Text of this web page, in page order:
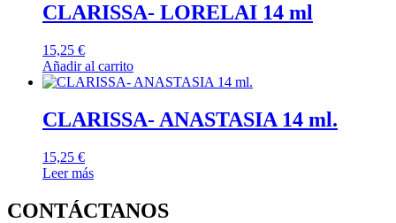
CLARISSA- LORELAI 14 ml
15,25 €
Añadir al carrito
CLARISSA- ANASTASIA 14 ml.
15,25 €
Leer más
CONTÁCTANOS